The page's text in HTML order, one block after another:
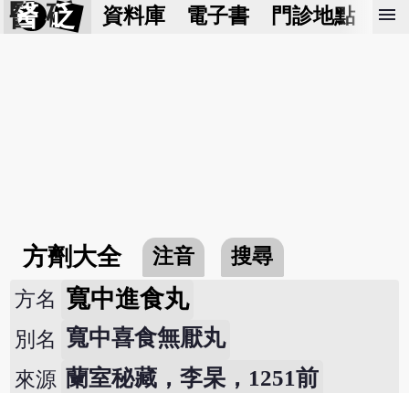
醫 砭 資料庫 電子書 門診地點 預
menu
方劑大全 注音
搜尋
方名 寬中進食丸
別名 寬中喜食無厭丸
來源 蘭室秘藏，李杲，1251前